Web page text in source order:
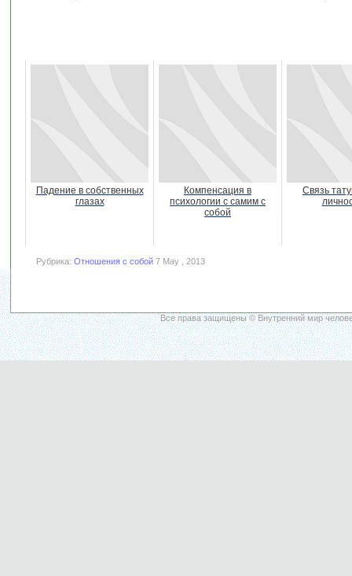
Падение в собственных
глазах
Компенсация в
психологии с самим с
собой
Связь
Рубрика: Отношения с собой 7 May , 2013
Все права защищены © Внутренний мир